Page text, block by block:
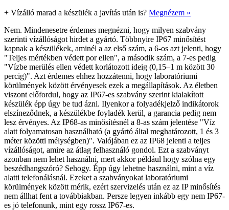
+ Vízálló marad a készülék a javítás után is? Megnézem »
Nem. Mindenesetre érdemes megnézni, hogy milyen szabvány
szerinti vízállóságot hirdet a gyártó. Többnyire IP67 minősítést
kapnak a készülékek, aminél a az első szám, a 6-os azt jelenti, hogy
"Teljes mértékben védett por ellen", a második szám, a 7-es pedig
"Vízbe merülés ellen védett korlátozott ideig (0,15–1 m között 30
percig)". Azt érdemes ehhez hozzátenni, hogy laboratóriumi
körülmények között érvényesek ezek a megállapítások. Az életben
viszont előfordul, hogy az IP67-es szabvány szerint kialakított
készülék épp úgy be tud ázni. Ilyenkor a folyadékjelző indikátorok
elszíneződnek, a készülékbe foyladék kerül, a garancia pedig nem
lesz érvényes. Az IP68-as minősítésnél a 8-as szám jelentése "Víz
alatt folyamatosan használható (a gyártó által meghatározott, 1 és 3
méter közötti mélységben)". Valójában ez az IP68 jelenti a teljes
vízállóságot, amire az átlag felhasználó gondol. Ezt a szabványt
azonban nem lehet használni, mert akkor például hogy szólna egy
beszédhangszóró? Sehogy. Épp úgy lehetne használni, mint a víz
alatti telefonálásnál. Ezeket a szabványokat laboratóriumi
körülmények között mérik, ezért szervizelés után ez az IP minősítés
nem állhat fent a továbbiakban. Persze legyen inkább egy nem IP67-
es jó telefonunk, mint egy rossz IP67-es.